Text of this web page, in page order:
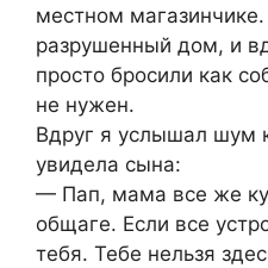
местном
разрушенный дом, и
просто бросили как
не нужен.
Вдруг я услышал шум
увидела сына:
— Пап, мама все же
общаге. Если все
тебя. Тебе нельзя